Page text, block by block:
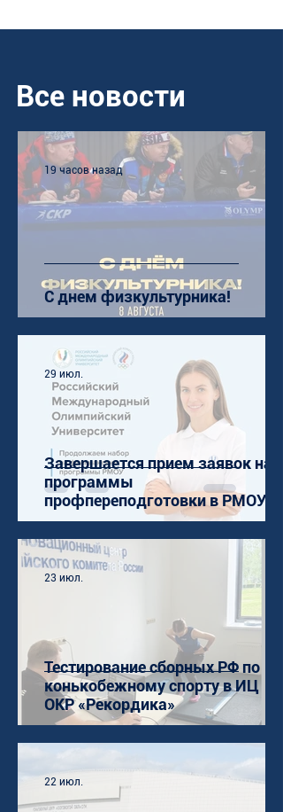
Все новости
С днем физкультурника!
19 часов назад
Завершается прием заявок на
программы
профпереподготовки в РМОУ
29 июл.
Тестирование сборных РФ по
конькобежному спорту в ИЦ
ОКР «Рекордика»
23 июл.
22 июл.